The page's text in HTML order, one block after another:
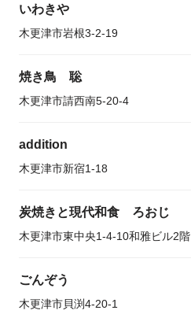
いわきや
木更津市岩根3-2-19
焼き鳥 聡
木更津市請西南5-20-4
addition
木更津市新宿1-18
炭焼きと現代和食 ろおじ
木更津市東中央1-4-10和雅ビル2階
ごんぞう
木更津市貝渕4-20-1